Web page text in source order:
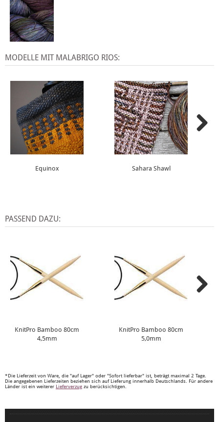
MODELLE MIT MALABRIGO RIOS:
Equinox Sahara Shawl
PASSEND DAZU:
KnitPro Bamboo 80cm
4,5mm
KnitPro Bamboo 80cm
5,0mm
*Die Lieferzeit von Ware, die "auf Lager" oder "Sofort lieferbar" ist, beträgt maximal 2 Tage.
Die angegebenen Lieferzeiten beziehen sich auf Lieferung innerhalb Deutschlands. Für andere
Länder ist ein weiterer Lieferverzug zu berücksichtigen.